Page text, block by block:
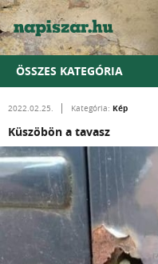
ÖSSZES KATEGÓRIA
2022.02.25. Kategória: Kép
Küszöbön a tavasz